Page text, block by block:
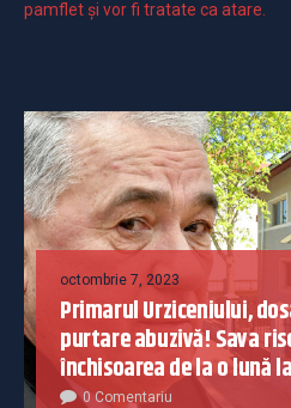
pamflet și vor fi tratate ca atare.
octombrie 7, 2023
Primarul Urziceniului,
purtare abuzivă! Sava
închisoarea de la o lună
0 Comentariu